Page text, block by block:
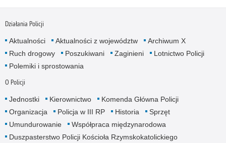
Działania Policji
Aktualności Aktualności z województw
Archiwum X
Ruch drogowy
Poszukiwani Zaginieni
Lotnictwo Policji
Polemiki i sprostowania
O Policji
Jednostki Kierownictwo
Komenda Główna Policji
Organizacja
Policja w III RP Historia
Sprzęt
Umundurowanie
Współpraca międzynarodowa
Duszpasterstwo Policji Kościoła Rzymskokatolickiego